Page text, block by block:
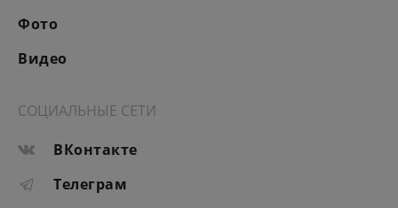
Фото
Видео
СОЦИАЛЬНЫЕ СЕТИ
ВКонтакте
Телеграм